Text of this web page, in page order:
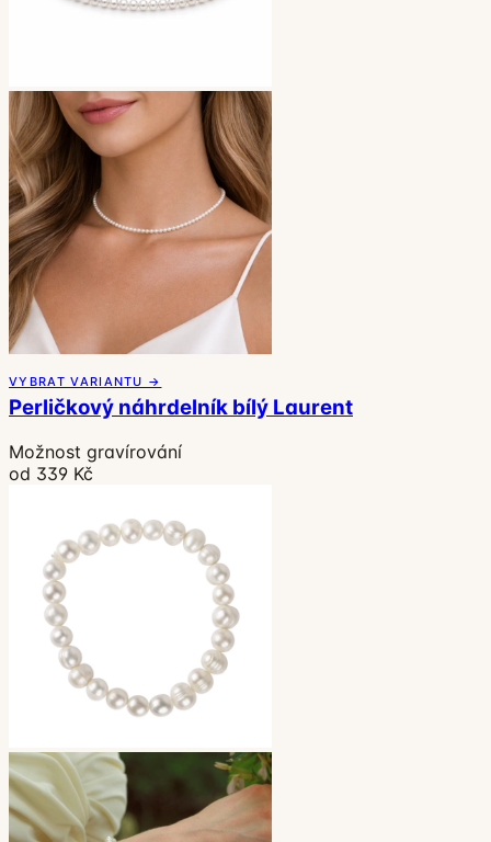
VYBRAT VARIANTU →
Perličkový náhrdelník bílý Laurent
Možnost gravírování
od 339 Kč